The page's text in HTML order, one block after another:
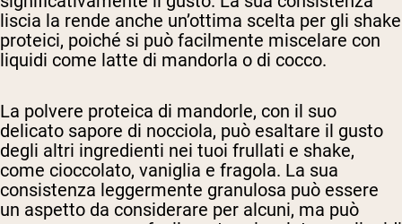
liscia la rende anche un’ottima scelta per gli shake
proteici, poiché si può facilmente miscelare con
liquidi come latte di mandorla o di cocco.
La polvere proteica di mandorle, con il suo
delicato sapore di nocciola, può esaltare il gusto
degli altri ingredienti nei tuoi frullati e shake,
come cioccolato, vaniglia e fragola. La sua
consistenza leggermente granulosa può essere
un aspetto da considerare per alcuni, ma può